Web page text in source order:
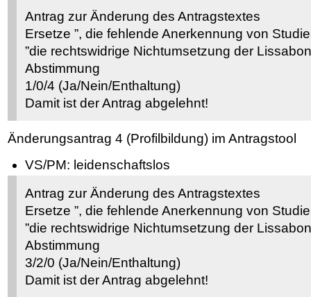
Antrag zur Änderung des Antragstextes
Ersetze ”, die fehlende Anerkennung von
”die rechtswidrige Nichtumsetzung der
Abstimmung
1/0/4 (Ja/Nein/Enthaltung)
Damit ist der Antrag abgelehnt!
Änderungsantrag 4 (Profilbildung) im Antragstool
VS/PM: leidenschaftslos
Antrag zur Änderung des Antragstextes
Ersetze ”, die fehlende Anerkennung von
”die rechtswidrige Nichtumsetzung der
Abstimmung
3/2/0 (Ja/Nein/Enthaltung)
Damit ist der Antrag abgelehnt!